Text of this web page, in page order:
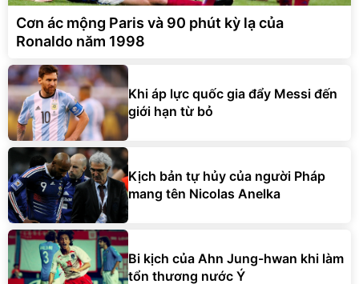
Cơn ác mộng Paris và 90 phút kỳ lạ của
Ronaldo năm 1998
Khi áp lực quốc gia đẩy Messi đến
giới hạn từ bỏ
Kịch bản tự hủy của người Pháp
mang tên Nicolas Anelka
Bi kịch của Ahn Jung-hwan khi làm
tổn thương nước Ý